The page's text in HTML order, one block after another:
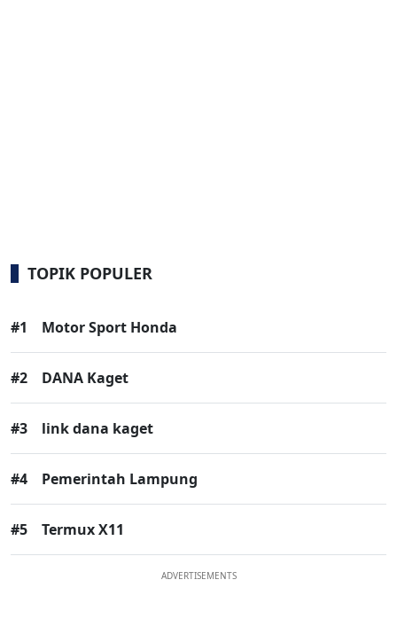
TOPIK POPULER
#1 Motor Sport Honda
#2 DANA Kaget
#3 link dana kaget
#4 Pemerintah Lampung
#5 Termux X11
ADVERTISEMENTS